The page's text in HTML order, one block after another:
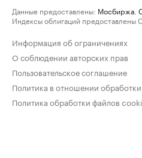
Данные предоставлены: Мосбиржа
Индексы облигаций предоставлены
Информация об ограничениях
О соблюдении авторских прав
Пользовательское соглашение
Политика в отношении
Политика обработки файлов